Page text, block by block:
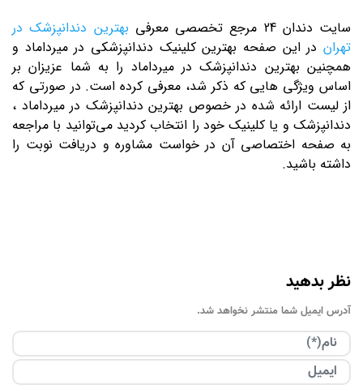
سایت دندان 24 مرجع تخصصی معرفی
بهترین دندانپزشک در
تهران در این صفحه بهترین کلینیک دندانپزشکی در میرداماد و
همچنین بهترین دندانپزشک در میرداماد را به شما عزیزان بر
اساس ویژگی هایی که ذکر شد، معرفی کرده است. در صورتی که
از لیست ارائه شده در خصوص بهترین دندانپزشک در میرداماد ،
دندانپزشک و یا کلینیک خود را انتخاب کردید می‌توانید با مراجعه
به صفحه اختصاصی آن در خواست مشاوره و دریافت نوبت را
داشته باشید.
نظر بدهید
آدرس ایمیل شما منتشر نخواهد شد.